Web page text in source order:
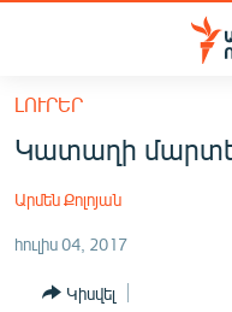
Մատչելիության
հիմնական
բովանդակությանը
հիմնական
մենյուին
ՀԱՅԱՍՏԱՆ
ՔԱՂԱՔԱԿԱՆ
ԸՆՏՐՈՒԹՅՈՒՆՆԵՐ
ԻՐԱՎՈՒՆՔ
ԼՈՒՐԵՐ
Կատաղի
Արմեն Քոլոյան
հուլիս 04, 2017
Կիսվել